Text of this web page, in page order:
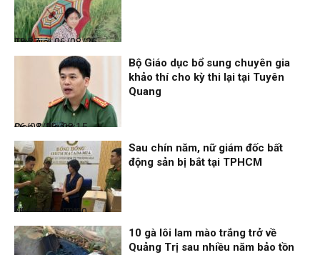
Thế giới
06/08/26, 08:27
Đọc & Ngẫm
06/08/26, 08:15
Bộ Giáo dục bổ sung chuyên gia
khảo thí cho kỳ thi lại tại Tuyên
Quang
Nhịp sống 24h
06/08/26, 00:00
Sau chín năm, nữ giám đốc bất
động sản bị bắt tại TPHCM
10 gà lôi lam mào trắng trở về
Quảng Trị sau nhiều năm bảo tồn